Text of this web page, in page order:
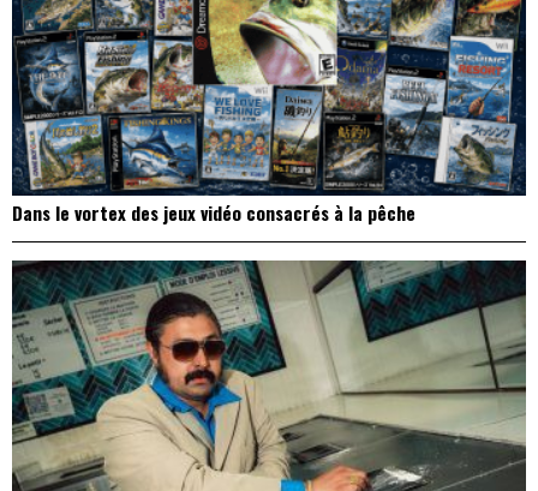
Dans le vortex des jeux vidéo consacrés à la pêche